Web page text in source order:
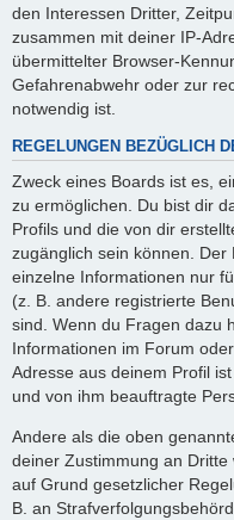
den Interessen Dritter,
zusammen mit deiner IP-
übermittelter Browser-
Gefahrenabwehr oder zur
notwendig ist.
REGELUNGEN BEZÜGLICH
Zweck eines Boards ist es,
zu ermöglichen. Du bist dir
Profils und die von dir
zugänglich sein können.
einzelne Informationen nur
(z. B. andere registrierte
sind. Wenn du Fragen dazu
Informationen im Forum
Adresse aus deinem Profil
und von ihm beauftragte
Andere als die oben
deiner Zustimmung an
auf Grund gesetzlicher
B. an